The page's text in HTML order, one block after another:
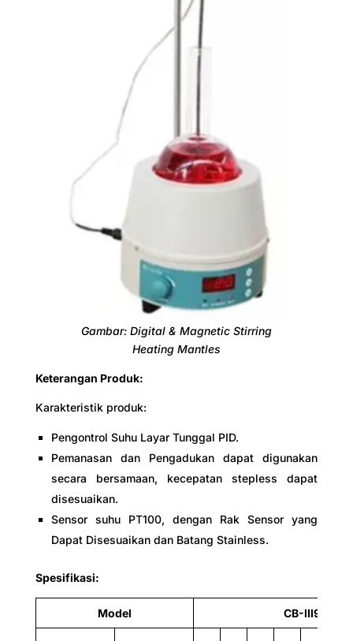
Scale
Speed display mode
Digital
Digital
Timer
Gambar: Digital & Magnetic Stirring
Heating Mantles
Keterangan Produk:
Karakteristik produk:
Pengontrol Suhu Layar Tunggal PID.
Pemanasan dan Pengadukan dapat digunakan
secara bersamaan, kecepatan stepless dapat
disesuaikan.
Sensor suhu PT100, dengan Rak Sensor yang
Dapat Disesuaikan dan Batang Stainless.
Spesifikasi:
Model CB-